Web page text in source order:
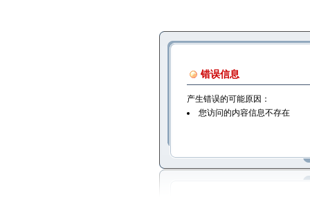
错误信息
产生错误的可能原因：
您访问的内容信息不存在